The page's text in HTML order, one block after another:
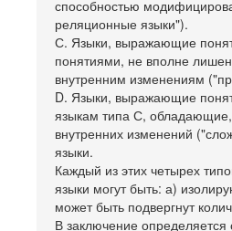
способностью
реляционные языки").
С. Языки, выражающие
понятиями, не вполне
внутренним изменениям
D. Языки, выражающие
языкам типа С,
внутренних изменений
языки.
Каждый из этих четырех
языки могут быть: а)
может быть подвергнут
В заключение определяется